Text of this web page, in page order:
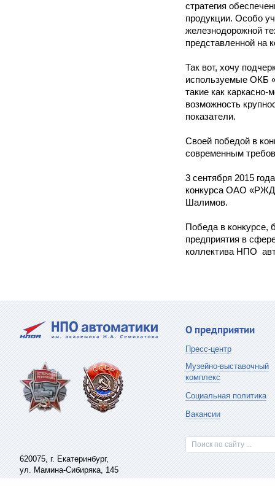
стратегия
продукции. Особо
железнодорожной
представленной на
Так вот, хочу
используемые ОКБ
такие как
возможность
показатели.
Своей победой в
современным
3 сентября 2015
конкурса ОАО
Шалимов.
Победа в конкурсе,
предприятия в
коллектива НПО
620075, г. Екатеринбург,
ул. Мамина-Сибиряка, 145
О предприятии
Пресс-центр
Музейно-выставочный
комплекс
Социальная политика
Вакансии
Поиск по сайту ...